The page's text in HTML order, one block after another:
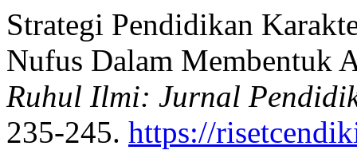
Strategi Pendidikan
Nufus Dalam Membentuk
Ruhul Ilmi: Jurnal
235-245. https://